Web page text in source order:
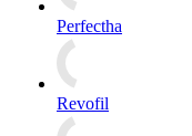
Perfectha
Revofil